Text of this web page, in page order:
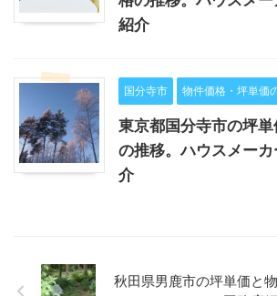
紹介
国分寺市 物件価格・坪単価
東京都国分寺市の坪
の推移。ハウスメー
介
秋田県男鹿市の坪単価と